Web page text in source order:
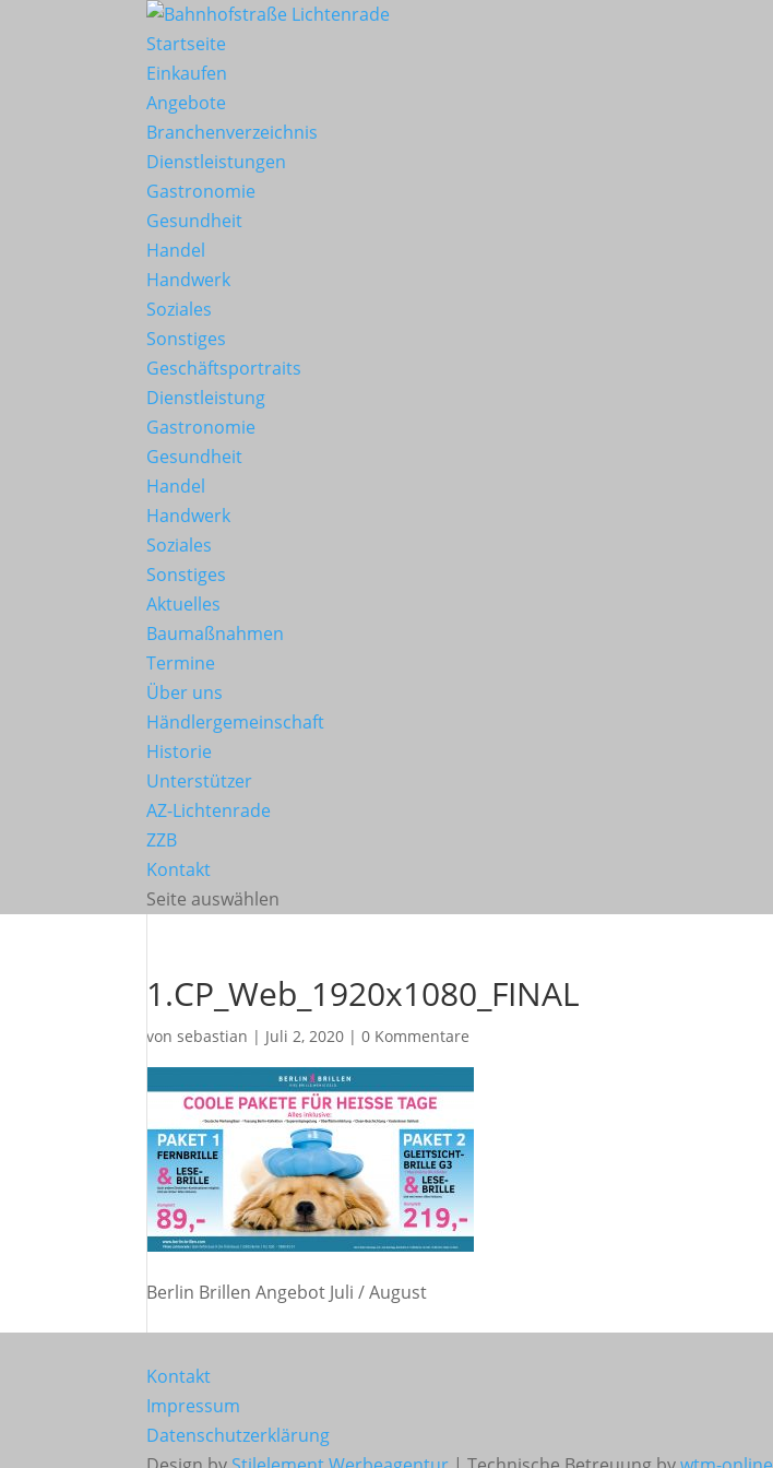
Startseite
Einkaufen
Angebote
Branchenverzeichnis
Dienstleistungen
Gastronomie
Gesundheit
Handel
Handwerk
Soziales
Sonstiges
Geschäftsportraits
Dienstleistung
Gastronomie
Gesundheit
Handel
Handwerk
Soziales
Sonstiges
Aktuelles
Baumaßnahmen
Termine
Über uns
Händlergemeinschaft
Historie
Unterstützer
AZ-Lichtenrade
ZZB
Kontakt
Seite auswählen
1.CP_Web_1920x1080_FINAL
vonsebastian | Juli 2, 2020 |0 Kommentare
Berlin Brillen Angebot Juli / August
Kontakt
Impressum
Datenschutzerklärung